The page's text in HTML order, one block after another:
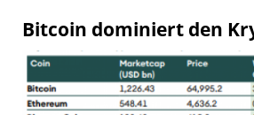
Bitcoin dominiert den